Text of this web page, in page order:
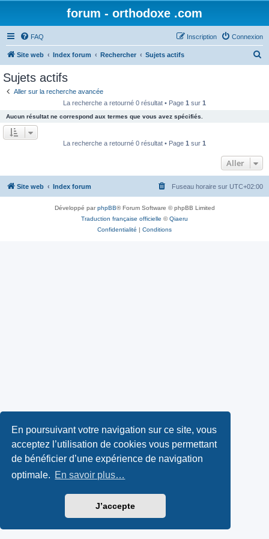
En poursuivant votre navigation sur ce site, vous
acceptez l’utilisation de cookies vous permettant
de bénéficier d’une expérience de navigation
optimale. En savoir plus…
J’accepte
forum - orthodoxe .com
FAQ Connexion
Inscription
Site web Index forum Rechercher Sujets actifs
e
r
Sujets actifs
Aller sur la recherche avancée
La recherche a retourné 0 résultat • Page 1 sur 1
Aucun résultat ne correspond aux termes que vous avez spécifiés.
La recherche a retourné 0 résultat • Page 1 sur 1
Aller
Site web Index forum Fuseau horaire sur UTC+02:00
Développé parphpBB® Forum Software © phpBB Limited
Traduction française officielle ©Qiaeru
Confidentialité | Conditions